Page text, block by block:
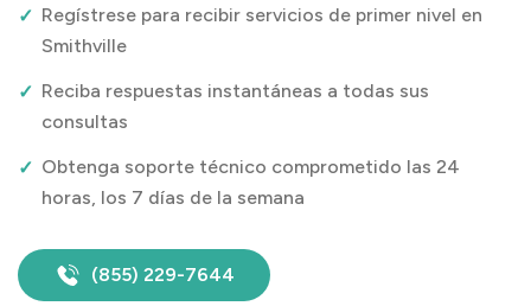
Regístrese para recibir servicios de primer nivel en
Smithville
Reciba respuestas instantáneas a todas sus
consultas
Obtenga soporte técnico comprometido las 24
horas, los 7 días de la semana
(855) 229-7644